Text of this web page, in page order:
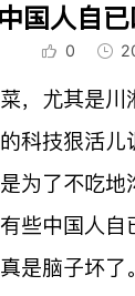
国人自
0
，尤其是川
科技狠活儿
为了不吃地
些中国人自
是脑子坏了。